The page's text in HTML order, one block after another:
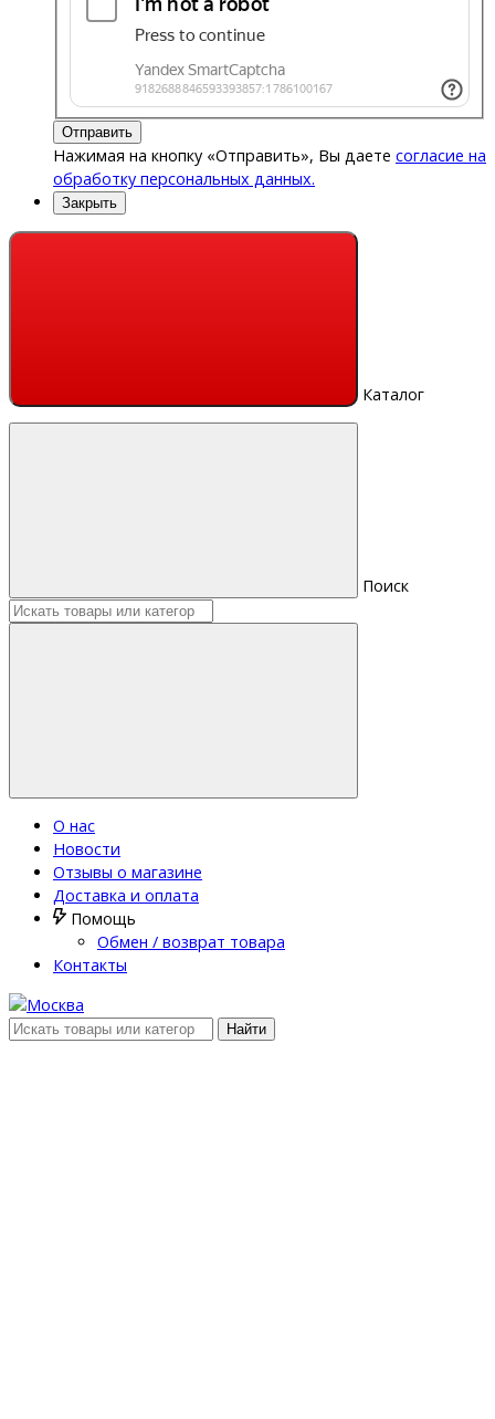
Отправить
Нажимая на кнопку «Отправить», Вы даете согласие на
обработку персональных данных.
Закрыть
Каталог
Поиск
О нас
Новости
Отзывы о магазине
Доставка и оплата
Помощь
Обмен / возврат товара
Контакты
Найти